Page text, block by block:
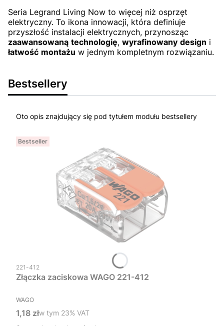
Seria Legrand Living Now to więcej niż osprzęt
elektryczny. To ikona innowacji, która definiuje
przyszłość instalacji elektrycznych, przynosząc
zaawansowaną technologię, wyrafinowany design i
łatwość montażu w jednym kompletnym rozwiązaniu.
Bestsellery
Oto opis znajdujący się pod tytułem modułu bestsellery
Bestseller
Kod produktu
221-412
Złączka zaciskowa WAGO 221-412
PRODUCENT
WAGO
Cena brutto
1,18 złw tym %s VAT
w tym 23% VAT